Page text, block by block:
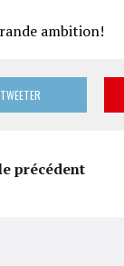
ambition!
TWEETER
précédent